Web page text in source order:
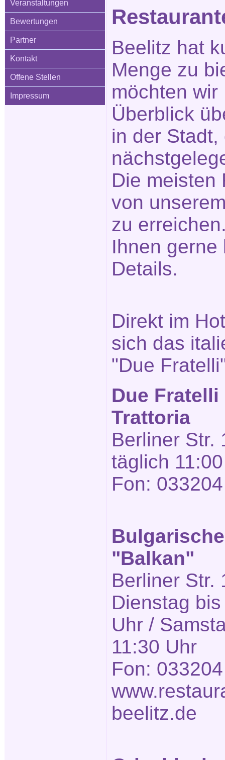
Veranstaltungen
Bewertungen
Partner
Kontakt
Offene Stellen
Impressum
Beelitz hat
Menge zu
möchten
Überblick
in der
Die meisten
von
zu
Ihnen gerne
Details.
Direkt im
sich das
"Due
Due
Trattoria
Berliner Str.
täglich
Fon:
"Balkan"
Berliner Str.
Dienstag
Uhr /
11:30 Uhr
Fon:
beelitz.de